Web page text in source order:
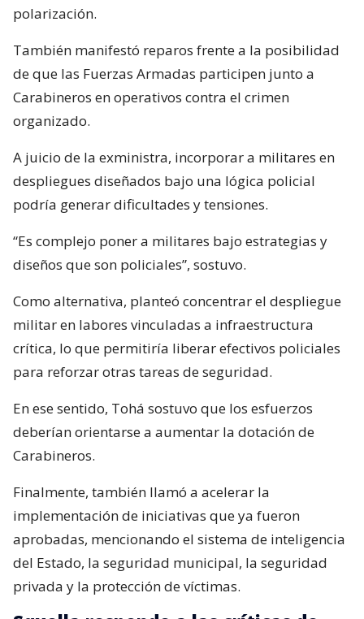
polarización.
También manifestó reparos frente a la posibilidad
de que las Fuerzas Armadas participen junto a
Carabineros en operativos contra el crimen
organizado.
A juicio de la exministra, incorporar a militares en
despliegues diseñados bajo una lógica policial
podría generar dificultades y tensiones.
“Es complejo poner a militares bajo estrategias y
diseños que son policiales”, sostuvo.
Como alternativa, planteó concentrar el despliegue
militar en labores vinculadas a infraestructura
crítica, lo que permitiría liberar efectivos policiales
para reforzar otras tareas de seguridad.
En ese sentido, Tohá sostuvo que los esfuerzos
deberían orientarse a aumentar la dotación de
Carabineros.
Finalmente, también llamó a acelerar la
implementación de iniciativas que ya fueron
aprobadas, mencionando el sistema de inteligencia
del Estado, la seguridad municipal, la seguridad
privada y la protección de víctimas.